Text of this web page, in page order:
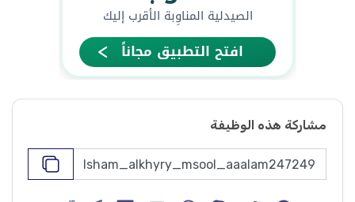
مشاركة هذه الوظيفة